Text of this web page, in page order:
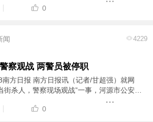
0
闻 4229
察观战 两警员被停职
者/甘超强）就网
街杀人，警察现场观战”一事，河源市公安局
关于“12.2”故意伤害案的情况通报》，据
已被停止执行职务 ...
0